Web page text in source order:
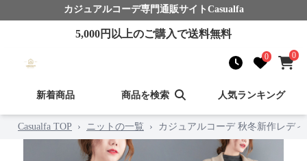
カジュアルコーデ専門通販サイト Casualfa
5,000円以上のご購入で送料無料
0 0
新着商品 商品を検索 人気ランキング
Casualfa TOP › ニットの一覧 › カジュアルコーデ 秋冬新作レデ